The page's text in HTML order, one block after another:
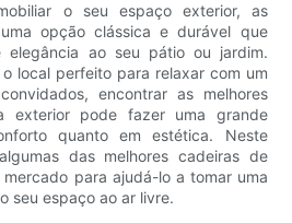
o seu espaço exterior, as
opção clássica e durável que
elegância ao seu pátio ou jardim.
local perfeito para relaxar com um
encontrar as melhores
exterior pode fazer uma grande
quanto em estética. Neste
das melhores cadeiras de
para ajudá-lo a tomar uma
seu espaço ao ar livre.